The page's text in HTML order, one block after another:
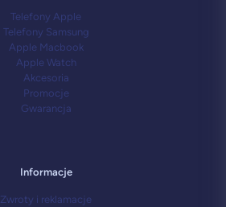
Telefony Apple
Telefony Samsung
Apple Macbook
Apple Watch
Akcesoria
Promocje
Gwarancja
Informacje
Zwroty i reklamacje